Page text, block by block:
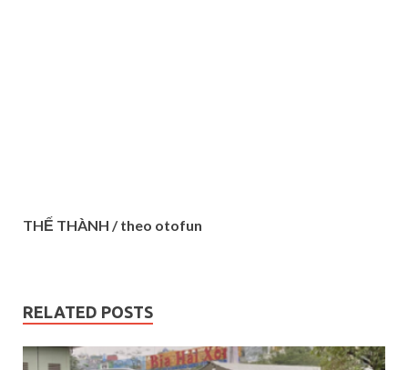
THẾ THÀNH / theo otofun
RELATED POSTS